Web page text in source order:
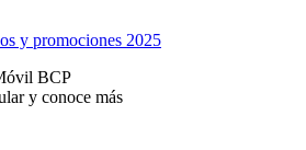
y promociones 2025
BCP
y conoce más